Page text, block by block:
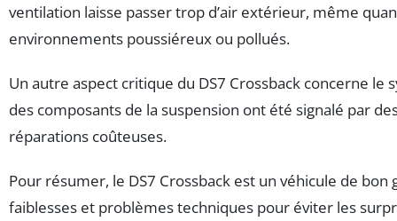
ventilation laisse passer trop d’air extérieur, même
environnements poussiéreux ou pollués.
Un autre aspect critique du DS7 Crossback concerne le
des composants de la suspension ont été signalé par
réparations coûteuses.
Pour résumer, le DS7 Crossback est un véhicule de
faiblesses et problèmes techniques pour éviter les